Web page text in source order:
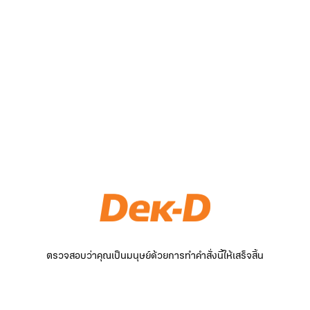
ตรวจสอบว่าคุณเป็นมนุษย์ด้วยการทำคำสั่งนี้ให้เสร็จสิ้น